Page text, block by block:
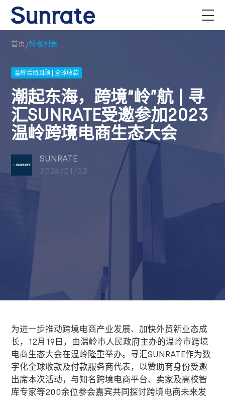
首页/博客列表
温岭活动回顾 | 全球收款
潮起东海，跨境“岭”航 | 寻
汇SUNRATE受邀参加2023
温岭跨境电商生态大会
SUNRATE
2024/01/02
为进一步推动跨境电商产业发展、加快外贸新业态成
长， 12月 19 日，由温岭市人民政府主办的温岭市跨境
电商生态大会在温岭隆重举办。寻汇SUNRATE作为数
字化全球收款及付款服务商代表，以赞助商身份受邀
出席本次活动，与知名跨境电商平台、卖家及高校智
库专家等200余位参会嘉宾共同探讨跨境电商未来发